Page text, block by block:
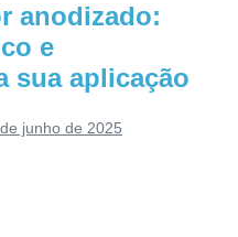
anodizado:
e
sua aplicação
junho de 2025